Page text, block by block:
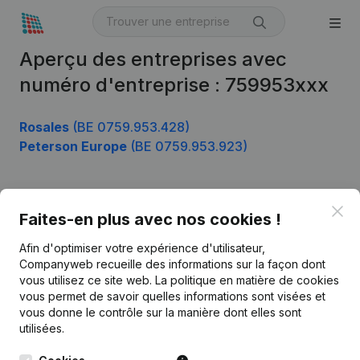
Aperçu des entreprises avec
numéro d'entreprise : 759953xxx
Rosales (BE 0759.953.428)
Peterson Europe (BE 0759.953.923)
Faites-en plus avec nos cookies !
Afin d'optimiser votre expérience d'utilisateur,
Companyweb recueille des informations sur la façon dont
vous utilisez ce site web. La politique en matière de cookies
vous permet de savoir quelles informations sont visées et
vous donne le contrôle sur la manière dont elles sont
utilisées.
Français
Kantorenpark Everest
248D,
Monitoring
Recherche internationale